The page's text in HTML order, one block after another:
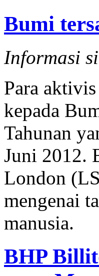
Bumi
Informasi
Para
kepada
Tahunan
Juni 2012.
London
mengenai
manusia.
BHP